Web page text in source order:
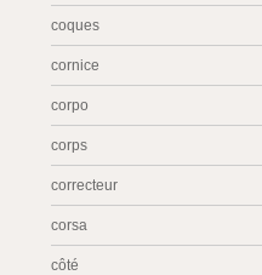
coques
cornice
corpo
corps
correcteur
corsa
côté